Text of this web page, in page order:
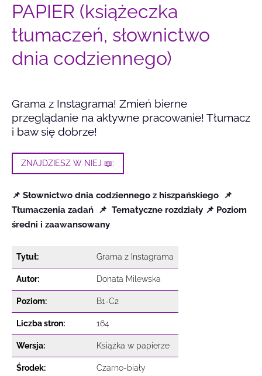
PAPIER (książeczka
tłumaczeń, słownictwo
dnia codziennego)
Grama z Instagrama! Zmień bierne
przeglądanie na aktywne pracowanie! Tłumacz
i baw się dobrze!
ZNAJDZIESZ W NIEJ 📖:
📌 Słownictwo dnia codziennego z hiszpańskiego 📌
Tłumaczenia zadań 📌 Tematyczne rozdziały 📌 Poziom
średni i zaawansowany
Tytuł: Grama z Instagrama
Autor: Donata Milewska
Poziom: B1-C2
Liczba stron: 164
Wersja: Książka w papierze
Środek: Czarno-biały